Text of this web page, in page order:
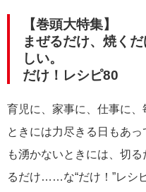
【巻頭大特集】
まぜるだけ、焼く
しい。
だけ！レシピ80
育児に、家事に、仕事に、
ときには力尽きる日もあ
も湧かないときには、切
るだけ……な“だけ！”レシ